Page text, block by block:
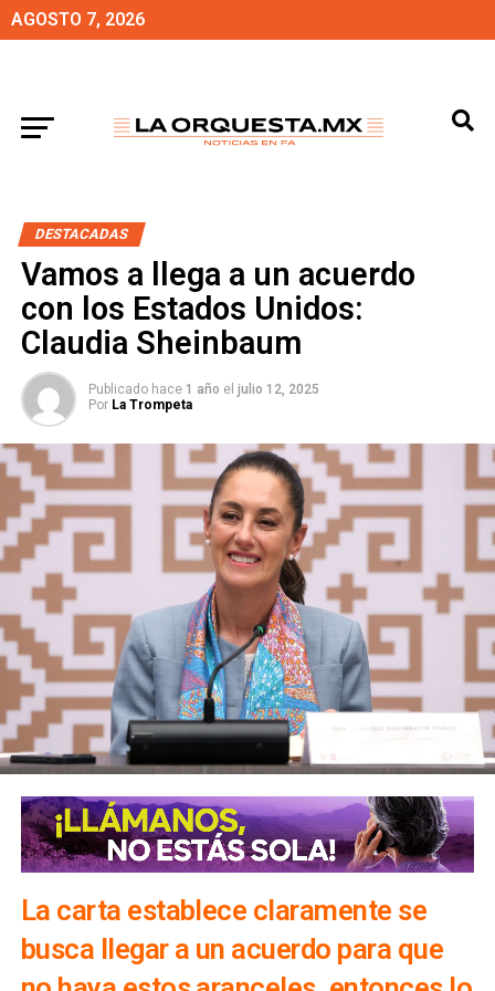
AGOSTO 7, 2026
DESTACADAS
Vamos a llega a un acuerdo
con los Estados Unidos:
Claudia Sheinbaum
Publicado hace 1 año el julio 12, 2025
Por La Trompeta
La carta establece claramente se
busca llegar a un acuerdo para que